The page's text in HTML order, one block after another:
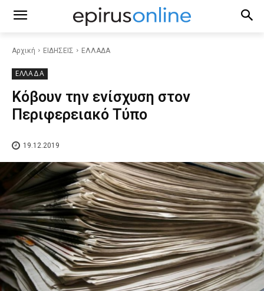
Αρχική ΕΙΔΗΣΕΙΣ ΕΛΛΑΔΑ
ΕΛΛΑΔΑ
Κόβουν την ενίσχυση στον
Περιφερειακό Τύπο
19.12.2019